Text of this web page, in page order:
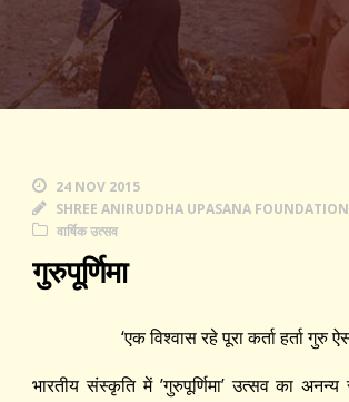
24 NOV 2015
SHREE ANIRUDDHA UPASANA FOUNDATION
वार्षिक उत्सव
गुरुपूर्णिमा
‘एक विश्वास रहे पूरा कर्ता हर्ता गुरु
भारतीय संस्कृति में ’गुरुपूर्णिमा’ उत्सव का अनन्य